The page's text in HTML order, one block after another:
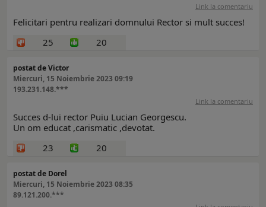
Link la comentariu
Felicitari pentru realizari domnului Rector si mult succes!
25
20
postat de Victor
Miercuri, 15 Noiembrie 2023 09:19
193.231.148.***
Link la comentariu
Succes d-lui rector Puiu Lucian Georgescu.
Un om educat ,carismatic ,devotat.
23
20
postat de Dorel
Miercuri, 15 Noiembrie 2023 08:35
89.121.200.***